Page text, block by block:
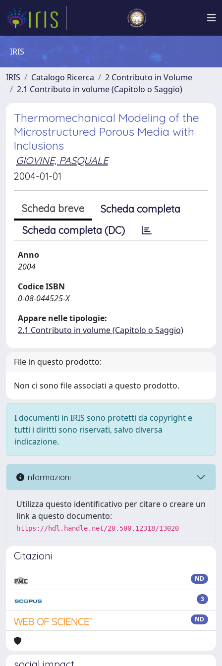
IRIS
IRIS Catalogo Ricerca
2 Contributo in Volume
2.1 Contributo in volume (Capitolo o Saggio)
Thermomechanical Modeling of the
Microstructured Porous Media with
Inclusions
GIOVINE, PASQUALE
2004-01-01
Scheda breve
Scheda completa
Scheda completa (DC)
Anno
2004
Codice ISBN
0-08-044525-X
Appare nelle tipologie:
2.1 Contributo in volume (Capitolo o Saggio)
File in questo prodotto:
Non ci sono file associati a questo prodotto.
I documenti in IRIS sono protetti da copyright e
tutti i diritti sono riservati, salvo diversa
indicazione.
Informazioni
Utilizza questo identificativo per citare o creare un
link a questo documento:
https://hdl.handle.net/20.500.12318/13020
Citazioni
ND
3
ND